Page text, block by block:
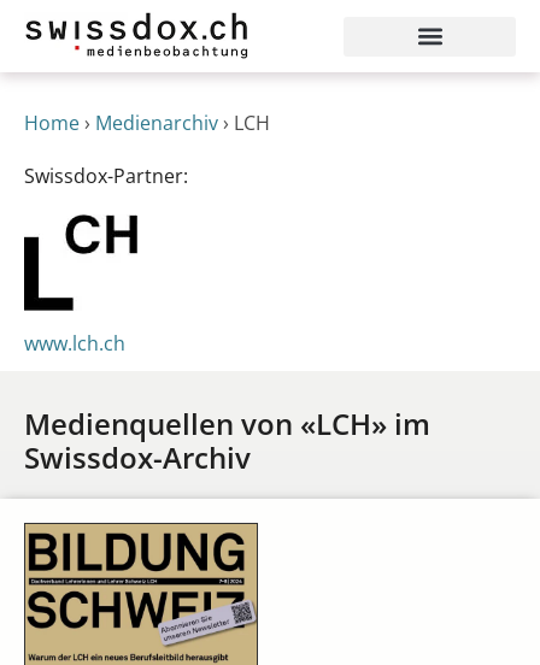
Home› Medienarchiv› LCH
Swissdox-Partner:
www.lch.ch
Medienquellen von «LCH» im
Swissdox-Archiv